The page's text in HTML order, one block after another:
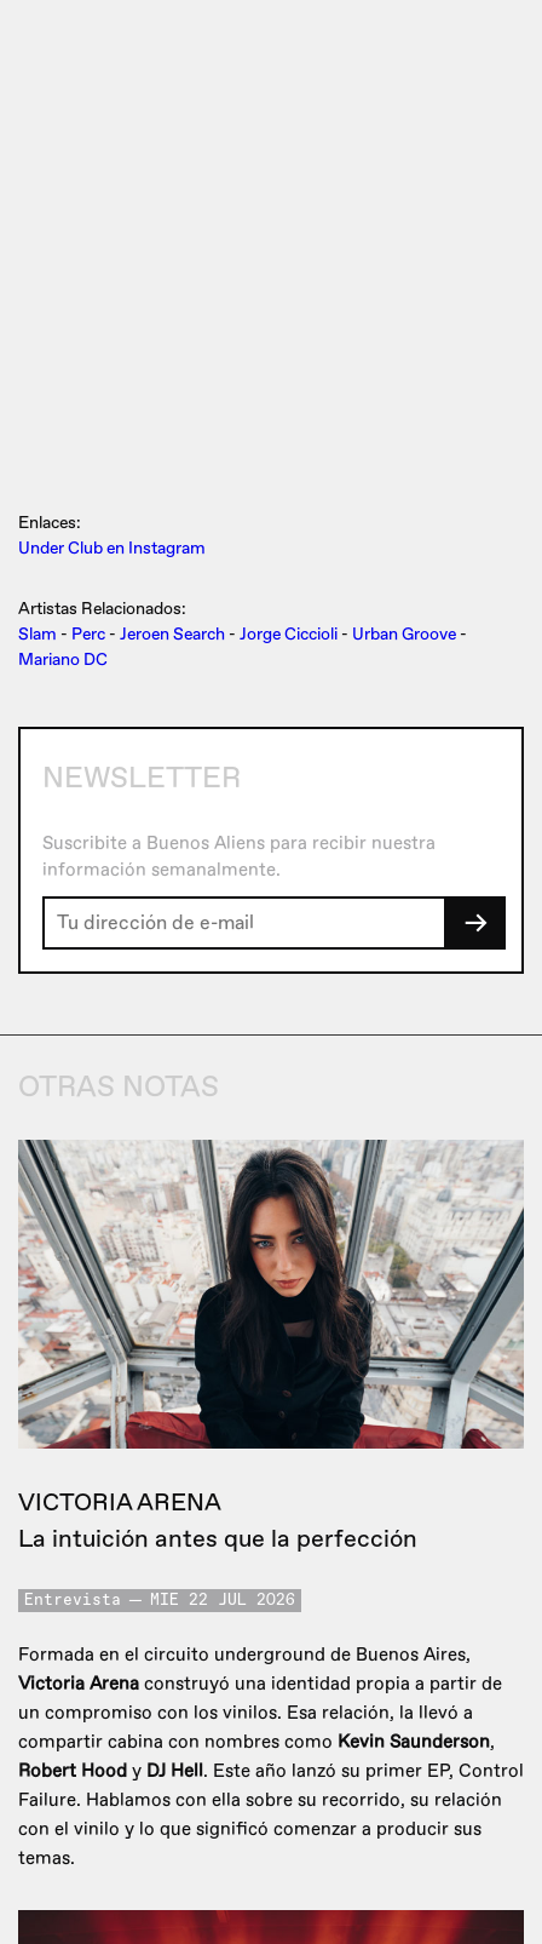
Enlaces:
Under Club en Instagram
Artistas Relacionados:
Slam - Perc - Jeroen Search - Jorge Ciccioli - Urban Groove -
Mariano DC
NEWSLETTER
Suscribite a Buenos Aliens para recibir nuestra
información semanalmente.
→
OTRAS NOTAS
VICTORIA ARENA
La intuición antes que la perfección
Entrevista MIE 22 JUL 2026
Formada en el circuito underground de Buenos Aires,
Victoria Arena construyó una identidad propia a partir de
un compromiso con los vinilos. Esa relación, la llevó a
compartir cabina con nombres como Kevin Saunderson,
Robert Hood y DJ Hell. Este año lanzó su primer EP, Control
Failure. Hablamos con ella sobre su recorrido, su relación
con el vinilo y lo que significó comenzar a producir sus
temas.